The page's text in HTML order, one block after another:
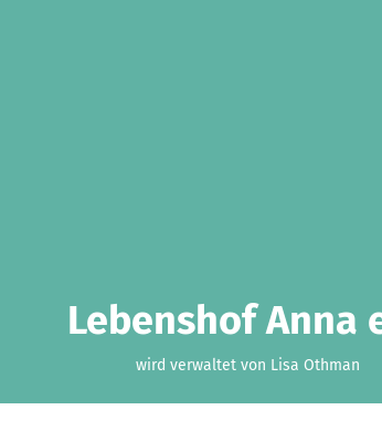
Lebenshof Anna
wird verwaltet von Lisa Othman